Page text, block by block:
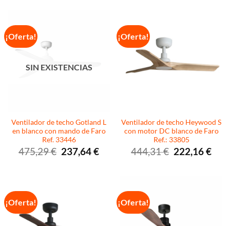
¡Oferta!
SIN EXISTENCIAS
Ventilador de techo Gotland L
en blanco con mando de Faro
Ref. 33446
475,29€
El
precio
237,64€El
precio
¡Oferta!
Ventilador de techo Heywood S
con motor DC blanco de Faro
Ref.: 33805
444,31€
El
precio
222,16€El
¡Oferta! ¡Oferta!